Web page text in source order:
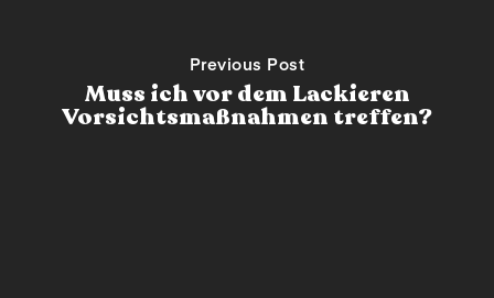
Previous Post
Muss ich vor dem Lackieren
Vorsichtsmaßnahmen treffen?